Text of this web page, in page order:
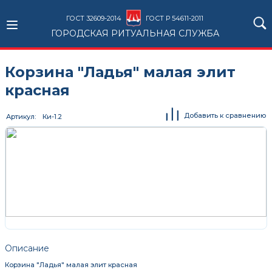
ГОСТ 32609-2014 ГОСТ Р 54611-2011
ГОРОДСКАЯ РИТУАЛЬНАЯ СЛУЖБА
Корзина "Ладья" малая элит
красная
Описание
Корзина "Ладья" малая элит красная
Артикул Ки-1.2 Добавить к сравнению